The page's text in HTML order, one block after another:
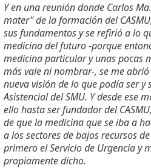
Y en una reunión donde Carlos
mater" de la formación del
sus fundamentos y se refirió a lo
medicina del futuro -porque
medicina particular y unas pocas
más vale ni nombrar-, se me
nueva visión de lo que podía ser y
Asistencial del SMU. Y desde ese
ello hasta ser fundador del
de que la medicina que se iba a
a los sectores de bajos recursos
primero el Servicio de Urgencia y
propiamente dicho.